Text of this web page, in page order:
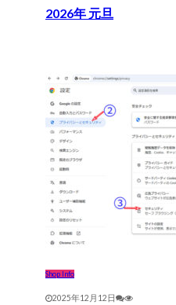
2026年 元旦
Shop Info
2025年12月12日